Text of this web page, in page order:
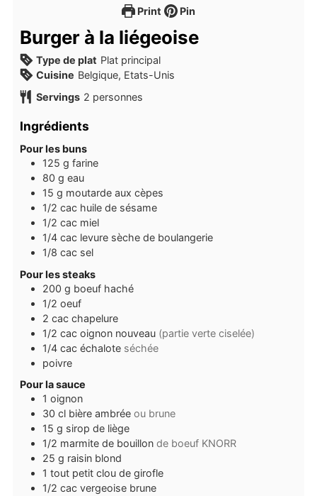
Print Pin
Burger à la liégeoise
Type de plat Plat principal
Cuisine Belgique, Etats-Unis
Servings 2 personnes
Ingrédients
Pour les buns
125 g farine
80 g eau
15 g moutarde aux cèpes
1/2 cac huile de sésame
1/2 cac miel
1/4 cac levure sèche de boulangerie
1/8 cac sel
Pour les steaks
200 g boeuf haché
1/2 oeuf
2 cac chapelure
1/2 cac oignon nouveau (partie verte ciselée)
1/4 cac échalote séchée
poivre
Pour la sauce
1 oignon
30 cl bière ambrée ou brune
15 g sirop de liège
1/2 marmite de bouillon de boeuf KNORR
25 g raisin blond
1 tout petit clou de girofle
1/2 cac vergeoise brune